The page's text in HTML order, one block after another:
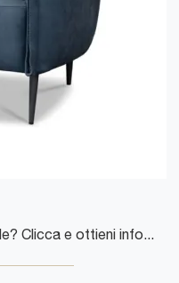
Cerchi Poltrone moderne in pelle? Clicca e ottieni informazioni sul modello Paris di Cuborosso.